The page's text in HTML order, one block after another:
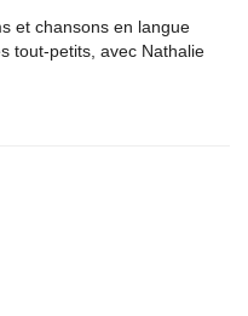
et chansons en langue
tout-petits, avec Nathalie